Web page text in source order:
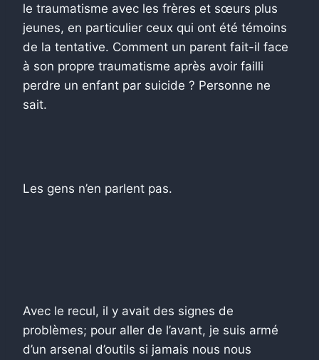
le traumatisme avec les frères et sœurs plus
jeunes, en particulier ceux qui ont été témoins
de la tentative. Comment un parent fait-il face
à son propre traumatisme après avoir failli
perdre un enfant par suicide ? Personne ne
sait.
Les gens n’en parlent pas.
Avec le recul, il y avait des signes de
problèmes; pour aller de l’avant, je suis armé
d’un arsenal d’outils si jamais nous nous